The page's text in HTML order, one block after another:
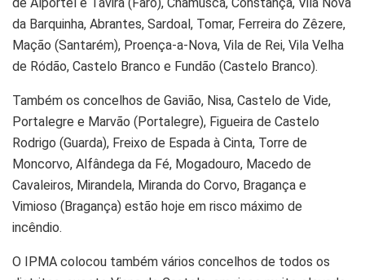
de Alportel e Tavira (Faro), Chamusca, Constança, Vila Nova
da Barquinha, Abrantes, Sardoal, Tomar, Ferreira do Zêzere,
Mação (Santarém), Proença-a-Nova, Vila de Rei, Vila Velha
de Ródão, Castelo Branco e Fundão (Castelo Branco).
Também os concelhos de Gavião, Nisa, Castelo de Vide,
Portalegre e Marvão (Portalegre), Figueira de Castelo
Rodrigo (Guarda), Freixo de Espada à Cinta, Torre de
Moncorvo, Alfândega da Fé, Mogadouro, Macedo de
Cavaleiros, Mirandela, Miranda do Corvo, Bragança e
Vimioso (Bragança) estão hoje em risco máximo de
incêndio.
O IPMA colocou também vários concelhos de todos os